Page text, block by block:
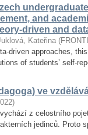
and
driven and
Kateřina (
driven approaches,
of students’ self-
ve
)
z celostního
jedinců. Proto